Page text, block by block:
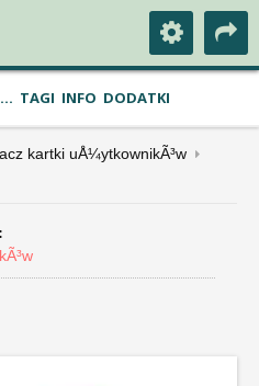
TAGI INFO DODATKI
kartki uÅ¼ytkownikÃ³w